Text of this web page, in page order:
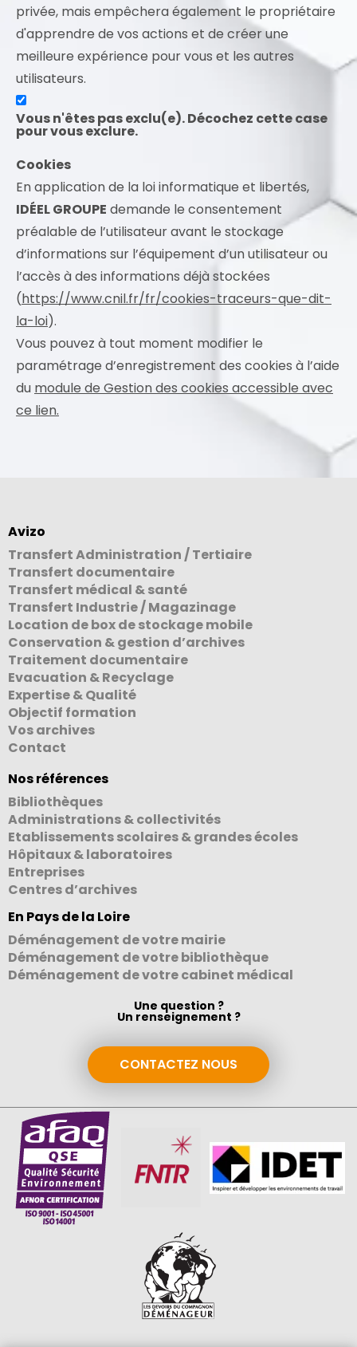
privée, mais empêchera également le propriétaire
d'apprendre de vos actions et de créer une
meilleure expérience pour vous et les autres
utilisateurs.
Vous n'êtes pas exclu(e). Décochez cette case
pour vous exclure.
Cookies
En application de la loi informatique et libertés,
IDÉEL GROUPE demande le consentement
préalable de l’utilisateur avant le stockage
d’informations sur l’équipement d’un utilisateur ou
l’accès à des informations déjà stockées
(https://www.cnil.fr/fr/cookies-traceurs-que-dit-
la-loi).
Vous pouvez à tout moment modifier le
paramétrage d’enregistrement des cookies à l’aide
du module de Gestion des cookies accessible avec
ce lien.
Avizo
Transfert Administration / Tertiaire
Transfert documentaire
Transfert médical & santé
Transfert Industrie / Magazinage
Location de box de stockage mobile
Conservation & gestion d’archives
Traitement documentaire
Evacuation & Recyclage
Expertise & Qualité
Objectif formation
Vos archives
Contact
Nos références
Bibliothèques
Administrations & collectivités
Etablissements scolaires & grandes écoles
Hôpitaux & laboratoires
Entreprises
Centres d’archives
En Pays de la Loire
Déménagement de votre mairie
Déménagement de votre bibliothèque
Déménagement de votre cabinet médical
Une question ?
Un renseignement ?
CONTACTEZ NOUS